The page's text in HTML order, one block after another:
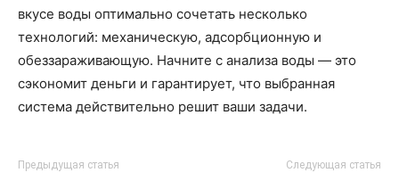
вкусе воды оптимально сочетать несколько
технологий: механическую, адсорбционную и
обеззараживающую. Начните с анализа воды — это
сэкономит деньги и гарантирует, что выбранная
система действительно решит ваши задачи.
Предыдущая статья Следующая статья